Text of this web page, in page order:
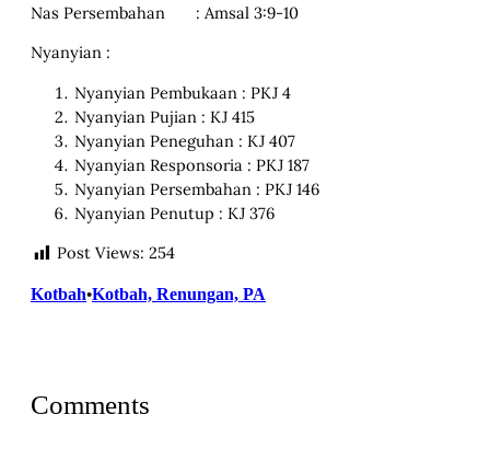
Nas Persembahan : Amsal 3:9-10
Nyanyian :
Nyanyian Pembukaan : PKJ 4
Nyanyian Pujian : KJ 415
Nyanyian Peneguhan : KJ 407
Nyanyian Responsoria : PKJ 187
Nyanyian Persembahan : PKJ 146
Nyanyian Penutup : KJ 376
Post Views: 254
Kotbah•Kotbah, Renungan, PA
Comments